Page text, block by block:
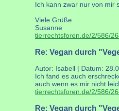
Ich kann zwar nur von mir
Viele Grüße
Susanne
tierrechtsforen.de/2/586/
Re: Vegan durch
Autor: Isabell | Datum:
Ich fand es auch
auch wenn es mir nicht
tierrechtsforen.de/2/586/
Re: Vegan durch